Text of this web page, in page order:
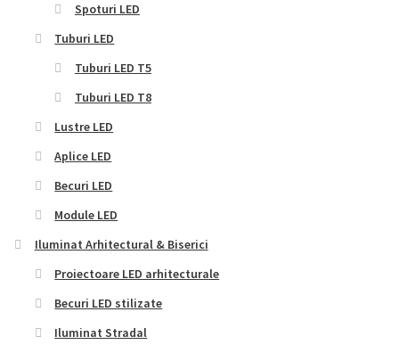
Spoturi LED
Tuburi LED
Tuburi LED T5
Tuburi LED T8
Lustre LED
Aplice LED
Becuri LED
Module LED
Iluminat Arhitectural & Biserici
Proiectoare LED arhitecturale
Becuri LED stilizate
Iluminat Stradal